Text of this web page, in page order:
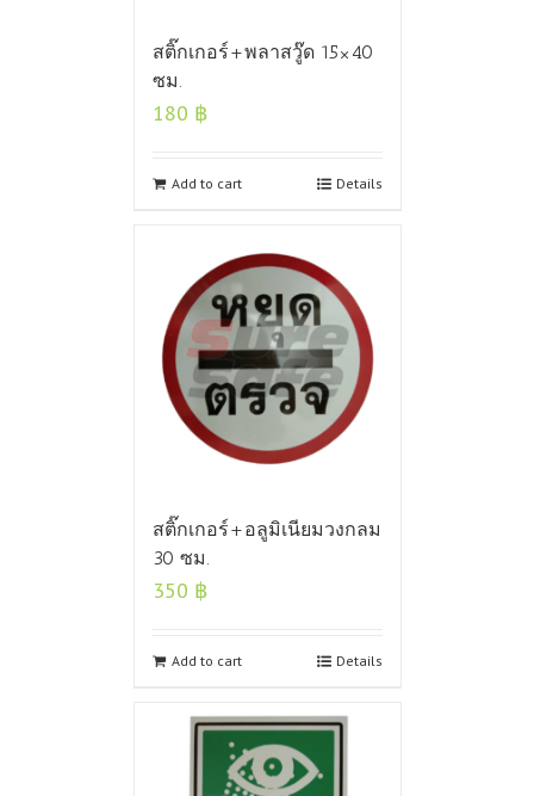
สติ๊กเกอร์+พลาสวู๊ด 15×40
ซม.
180 ฿
Add to cart Details
สติ๊กเกอร์+อลูมิเนียมวงกลม
30 ซม.
350 ฿
Add to cart Details